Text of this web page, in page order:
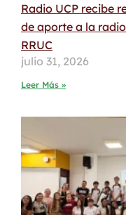
Radio UCP recibe
de aporte a la
RRUC
julio 31, 2026
Leer Más »